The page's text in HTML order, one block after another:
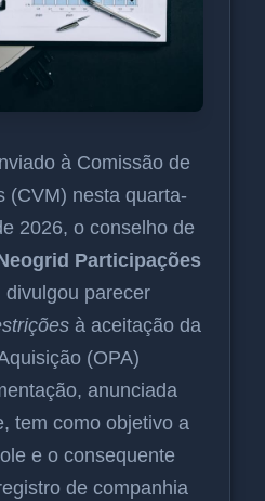
à Comissão de
(CVM) nesta quarta-
2026, o conselho de
Participações
divulgou parecer
à aceitação da
(OPA)
anunciada
tem como objetivo a
e o consequente
de companhia